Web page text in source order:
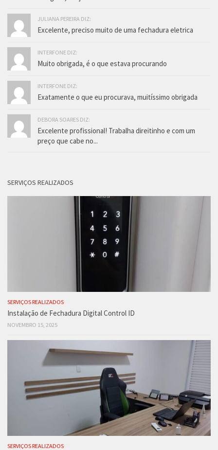
JULIANA PEREIRA DIZ:
Excelente, preciso muito de uma fechadura eletrica
INTERFONE DIZ:
Muito obrigada, é o que estava procurando
INTERFONE DIZ:
Exatamente o que eu procurava, muitíssimo obrigada
DEBORA SOARES DIZ:
Excelente profissional! Trabalha direitinho e com um
preço que cabe no...
SERVIÇOS REALIZADOS
SERVIÇOS REALIZADOS
Instalação de Fechadura Digital Control ID
NOVEMBRO 15, 2025
SERVIÇOS REALIZADOS